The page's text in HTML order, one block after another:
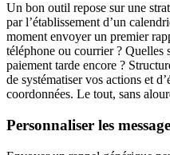
Un bon outil repose sur une
par l’établissement d’un
moment envoyer un premier
téléphone ou courrier ? Quelles
paiement tarde encore ?
de systématiser vos actions et
coordonnées. Le tout, sans
Personnaliser les